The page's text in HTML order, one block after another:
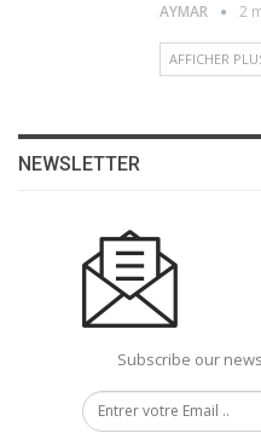
AYMAR 2
AFFICHER
NEWSLETTER
Subscribe our